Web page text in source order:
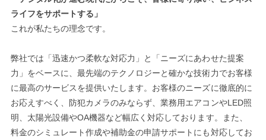
ライフをサポートする」
これが私たちの理念です。
弊社では「迅速かつ柔軟な対応力」と「ニーズにあわせた提案
力」をベースに、最先端のテクノロジーと確かな技術力でお客様
に最高のサービスを提供いたします。お客様のニーズに徹底的に
お応えすべく、防犯カメラのみならず、業務用エアコンやLED照
明、太陽光設備やOA機器など幅広く対応しております。また、
料金のシミュレート作成や補助金の申請サポートにも対応してお